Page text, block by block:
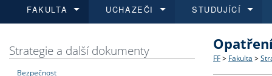
FAKULTA
Dozvědět se více
Struktura
UCHAZEČI
Podat přihlášku
Co
STUDUJÍCÍ
Dozvědět se více
Dozvědět se více
O vědě a
Dozvědět se více
Aktuální
Strategie a další dokumenty
Bezpečnost
FF > Fakulta >